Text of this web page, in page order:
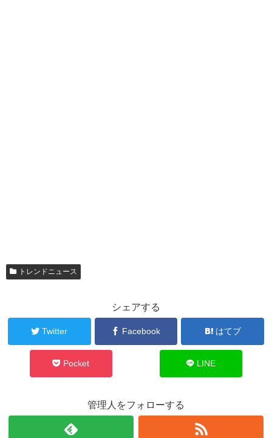
トレンドニュース
シェアする
Twitter Facebook はてブ
Pocket LINE
管理人をフォローする